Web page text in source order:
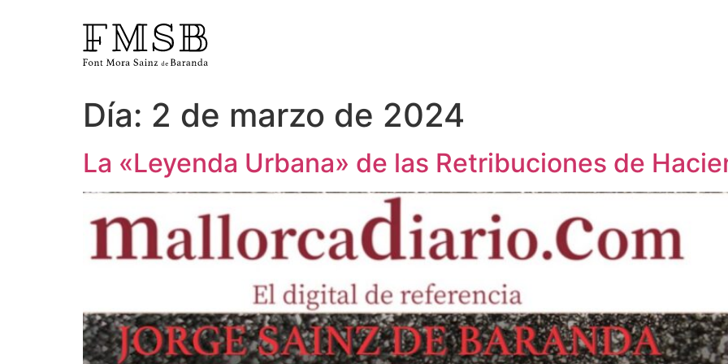
Inicio
Font Mora Sainz de Baranda
Equipo
Noticias
Día: 2 de marzo de 2024
La «Leyenda Urbana» de las Retribuciones de